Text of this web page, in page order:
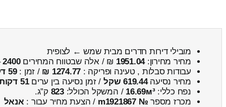
מובילי דירות חדרים מבית שמש ← לצופית
מחיר מחירון:1951.04 ₪ / אלה שבטווח המחירים2400
עבודות סבלות , טעינה ופריקה : 1274.77 ₪ / זמן :59 דקות 33 שניות
מחיר נסיעה619.44 שקל / זמן נסיעה בין ערים51 דקות
נפח כללי:16.69м³ / המשקל הכולל:823 ק”ג.
מכרז מספר № m1921867 / הצעת מחיר עבור : אנאל